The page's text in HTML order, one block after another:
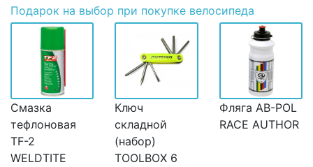
Подарок на выбор при покупке велосипеда
Смазка
тефлоновая
TF-2
WELDTITE
Ключ
складной
(набор)
TOOLBOX 6
Фляга AB-POL
RACE AUTHOR